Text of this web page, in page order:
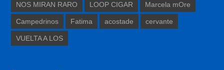
NOS MIRAN RARO LOOP CIGAR Marcela mOre
Campedrinos Fatima acostade cervante
VUELTA A LOS